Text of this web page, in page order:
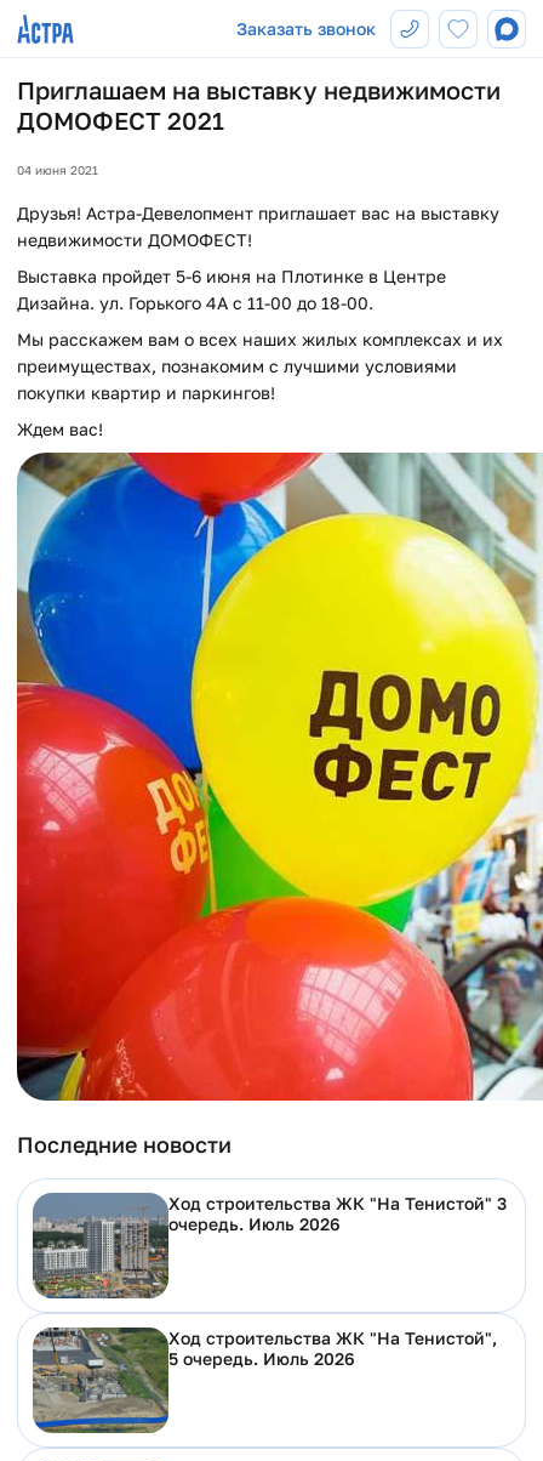
Заказать звонок
Приглашаем на выставку недвижимости
ДОМОФЕСТ 2021
04 июня 2021
Друзья! Астра-Девелопмент приглашает вас на выставку
недвижимости ДОМОФЕСТ!
Выставка пройдет 5-6 июня на Плотинке в Центре
Дизайна. ул. Горького 4А с 11-00 до 18-00.
Мы расскажем вам о всех наших жилых комплексах и их
преимуществах, познакомим с лучшими условиями
покупки квартир и паркингов!
Ждем вас!
Последние новости
Ход строительства ЖК "На Тенистой" 3
очередь. Июль 2026
Ход строительства ЖК "На Тенистой",
5 очередь. Июль 2026